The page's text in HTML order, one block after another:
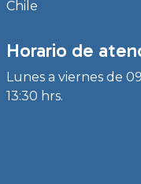
Chile
Horario de
Lunes a viernes de
13:30 hrs.